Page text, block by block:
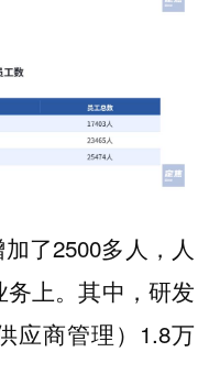
了2500多人，人
上。其中，研发
应商管理）1.8万